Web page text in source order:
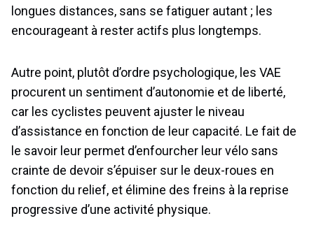
longues distances, sans se fatiguer autant ; les
encourageant à rester actifs plus longtemps.
Autre point, plutôt d’ordre psychologique, les VAE
procurent un sentiment d’autonomie et de liberté,
car les cyclistes peuvent ajuster le niveau
d’assistance en fonction de leur capacité. Le fait de
le savoir leur permet d’enfourcher leur vélo sans
crainte de devoir s’épuiser sur le deux-roues en
fonction du relief, et élimine des freins à la reprise
progressive d’une activité physique.